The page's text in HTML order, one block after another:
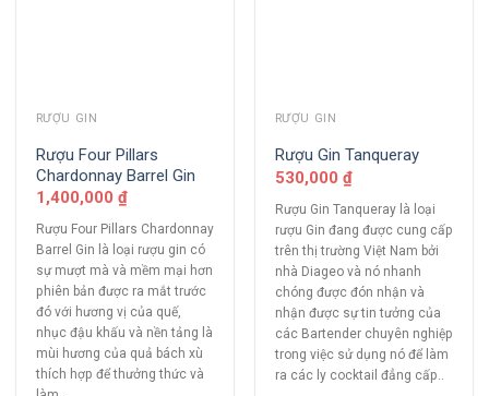
RƯỢU GIN
Rượu Four Pillars
Chardonnay Barrel Gin
1,400,000 ₫
Rượu Four Pillars Chardonnay
Barrel Gin là loại rượu gin có
sự mượt mà và mềm mại hơn
phiên bản được ra mắt trước
đó với hương vị của quế,
nhục đậu khấu và nền tảng là
mùi hương của quả bách xù
thích hợp để thưởng thức và
RƯỢU GIN
Rượu Gin Tanqueray
530,000 ₫
Rượu Gin Tanqueray là loại
rượu Gin đang được cung cấp
trên thị trường Việt Nam bởi
nhà Diageo và nó nhanh
chóng được đón nhận và
nhận được sự tin tưởng của
các Bartender chuyên nghiệp
trong việc sử dụng nó để làm
ra các ly cocktail đẳng cấp..